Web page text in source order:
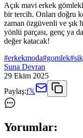
Açık mavi erkek
bir tercih. Onları doğru
zaman özgüvenli ve şık
yönlü parçası, genç ya
değer katacak!
#erkekmoda#gomlek#
Suna Devran
29 Ekim 2025
Paylaş:f𝕏
Yorumlar: